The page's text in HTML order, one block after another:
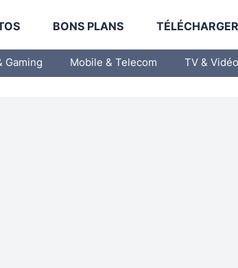
BONS PLANS
Gaming Mobile & Telecom TV & Vidéo